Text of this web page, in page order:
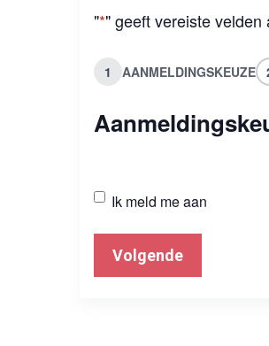
"*" geeft vereiste velden
1 AANMELDINGSKEUZE
Algemene
Ik meld me aan